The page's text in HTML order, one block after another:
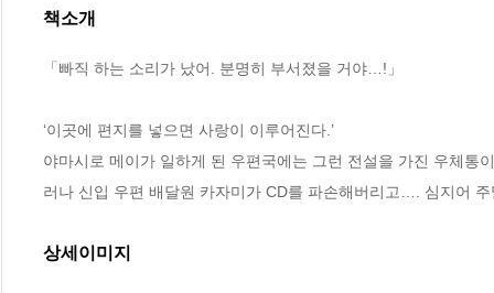
책소개
「빠직 하는 소리가 났어. 분명히 부서졌을 거야…!」
‘이곳에 편지를 넣으면 사랑이 이루어진다.’
야마시로 메이가 일하게 된 우편국에는 그런 전설을 가진 우체통
러나 신입 우편 배달원 카자미가 CD를 파손해버리고…. 심지어
상세이미지